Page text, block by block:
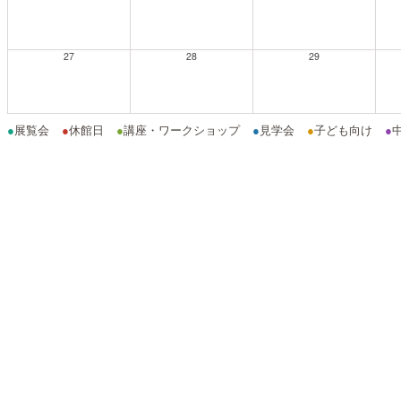
27 28 29
●展覧会 ●休館日 ●講座・ワークショップ ● 見学会 ●子ども向け ●